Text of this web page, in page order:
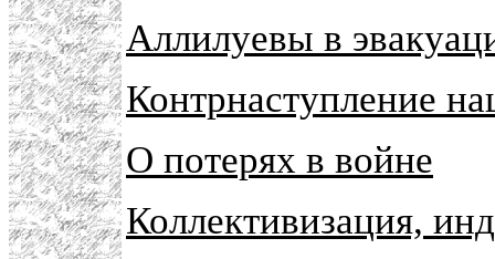
Аллилуевы в
Контрнаступление
О потерях в войне
Коллективизация,